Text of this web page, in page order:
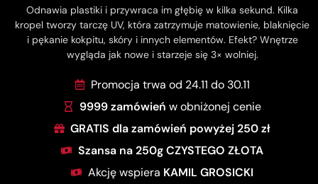
Odnawia plastiki i przywraca im głębię w kilka sekund. Kilka
kropel tworzy tarczę UV, która zatrzymuje matowienie, blaknięcie
i pękanie kokpitu, skóry i innych elementów. Efekt? Wnętrze
wygląda jak nowe i starzeje się 3× wolniej.
Promocja trwa od 24.11 do 30.11
9999 zamówień w obniżonej cenie
GRATIS dla zamówień powyżej 250 zł
Szansa na 250g CZYSTEGO ZŁOTA
Akcję wspiera KAMIL GROSICKI